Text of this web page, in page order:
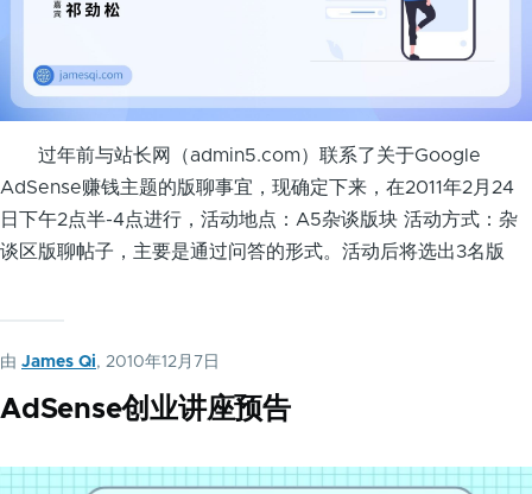
过年前与站长网（admin5.com）联系了关于Google
AdSense赚钱主题的版聊事宜，现确定下来，在2011年2月24
日下午2点半-4点进行，活动地点：A5杂谈版块 活动方式：杂
谈区版聊帖子，主要是通过问答的形式。活动后将选出3名版
由 James Qi, 2010年12月7日
AdSense创业讲座预告